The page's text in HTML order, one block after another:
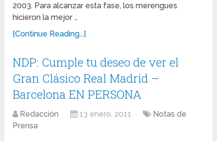
2003. Para alcanzar esta fase, los merengues
hicieron la mejor …
[Continue Reading...]
NDP: Cumple tu deseo de ver el
Gran Clásico Real Madrid –
Barcelona EN PERSONA
Redacción 13 enero, 2011
Notas de
Prensa